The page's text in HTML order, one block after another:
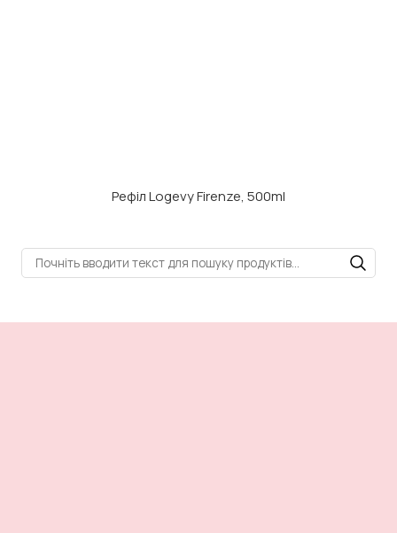
Рефіл Logevy Firenze, 500ml